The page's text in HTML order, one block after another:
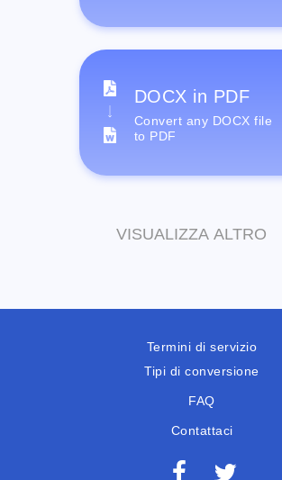
DOCX in PDF
Convert any DOCX file
to PDF
VISUALIZZA ALTRO
Termini di servizio
Tipi di conversione
FAQ
Contattaci